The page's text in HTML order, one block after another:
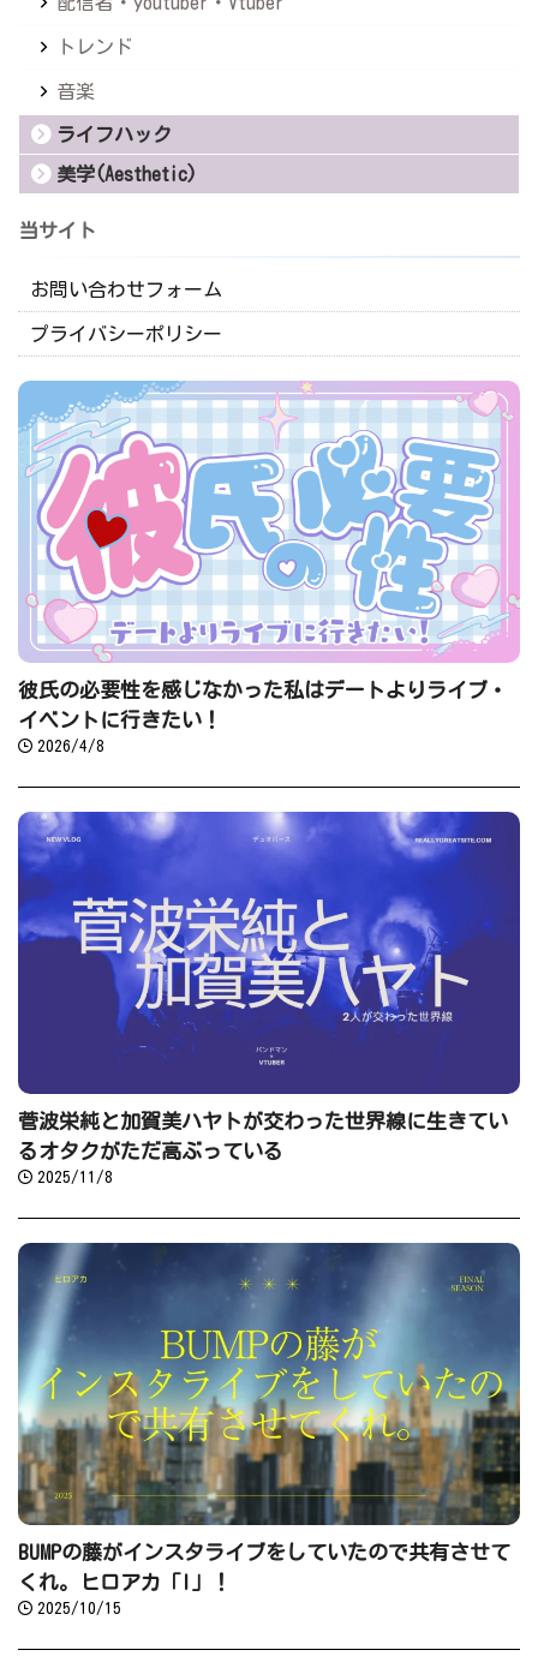
トレンド
音楽
ライフハック
美学(Aesthetic)
当サイト
お問い合わせフォーム
プライバシーポリシー
彼氏の必要性を感じなかった私はデートよりライブ・
イベントに行きたい！
2026/4/8
菅波栄純と加賀美ハヤトが交わった世界線に生きてい
るオタクがただ高ぶっている
2025/11/8
BUMPの藤がインスタライブをしていたので共有させて
くれ。ヒロアカ「I」！
2025/10/15